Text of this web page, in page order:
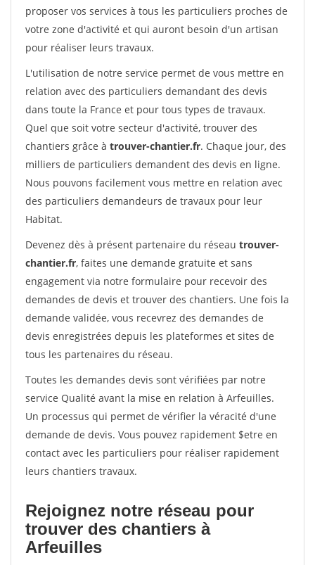
proposer vos services à tous les particuliers proches de
votre zone d'activité et qui auront besoin d'un artisan
pour réaliser leurs travaux.
L'utilisation de notre service permet de vous mettre en
relation avec des particuliers demandant des devis
dans toute la France et pour tous types de travaux.
Quel que soit votre secteur d'activité, trouver des
chantiers grâce à trouver-chantier.fr. Chaque jour, des
milliers de particuliers demandent des devis en ligne.
Nous pouvons facilement vous mettre en relation avec
des particuliers demandeurs de travaux pour leur
Habitat.
Devenez dès à présent partenaire du réseau trouver-
chantier.fr, faites une demande gratuite et sans
engagement via notre formulaire pour recevoir des
demandes de devis et trouver des chantiers. Une fois la
demande validée, vous recevrez des demandes de
devis enregistrées depuis les plateformes et sites de
tous les partenaires du réseau.
Toutes les demandes devis sont vérifiées par notre
service Qualité avant la mise en relation à Arfeuilles.
Un processus qui permet de vérifier la véracité d'une
demande de devis. Vous pouvez rapidement $etre en
contact avec les particuliers pour réaliser rapidement
leurs chantiers travaux.
Rejoignez notre réseau pour
trouver des chantiers à
Arfeuilles